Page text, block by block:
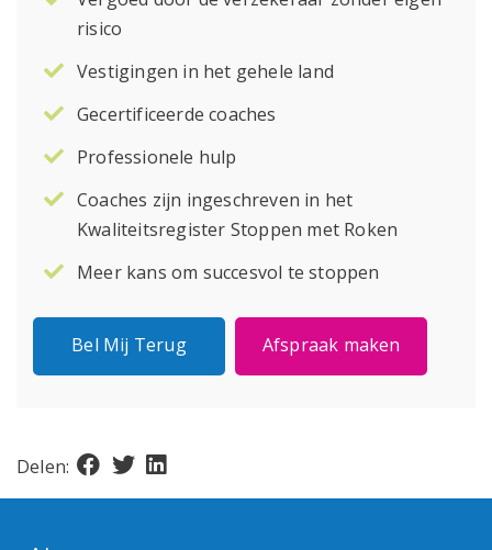
risico
Vestigingen in het gehele land
Gecertificeerde coaches
Professionele hulp
Coaches zijn ingeschreven in het
Kwaliteitsregister Stoppen met Roken
Meer kans om succesvol te stoppen
Bel Mij Terug Afspraak maken
Delen: